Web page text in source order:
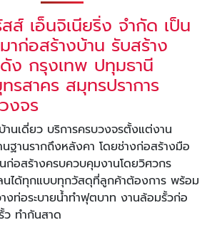
ส์ เอ็นจิเนียริ่ง จำกัด เป็น
าก่อสร้างบ้าน รับสร้าง
ดัง กรุงเทพ ปทุมธานี
รสาคร สมุทรปราการ
งจร
านเดี่ยว บริการครบวงจรตั้งแต่งาน
ฐานรากถึงหลังคา โดยช่างก่อสร้างมือ
ก่อสร้างครบควบคุมงานโดยวิศวกร
นได้ทุกแบบทุกวัสดุที่ลูกค้าต้องการ พร้อม
งท่อระบายน้ำทำฟุตบาท งานล้อมรั้วก่อ
ว ทำกันสาด